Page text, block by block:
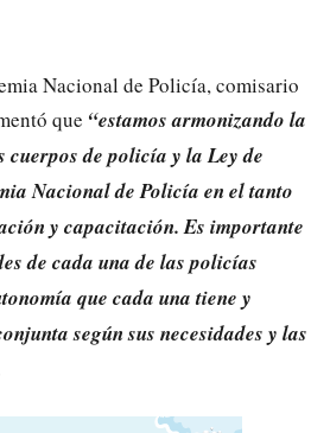
Nacional de Policía, comisario
que “estamos armonizando la
cuerpos de policía y la Ley de
Nacional de Policía en el tanto
y capacitación. Es importante
de cada una de las policías
que cada una tiene y
según sus necesidades y las